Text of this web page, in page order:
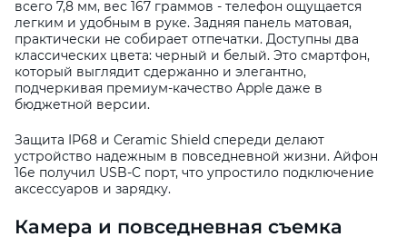
всего 7,8 мм, вес 167 граммов - телефон ощущается
легким и удобным в руке. Задняя панель матовая,
практически не собирает отпечатки. Доступны два
классических цвета: черный и белый. Это смартфон,
который выглядит сдержанно и элегантно,
подчеркивая премиум-качество Apple даже в
бюджетной версии.
Защита IP68 и Ceramic Shield спереди делают
устройство надежным в повседневной жизни. Айфон
16е получил USB-C порт, что упростило подключение
аксессуаров и зарядку.
Камера и повседневная съемка